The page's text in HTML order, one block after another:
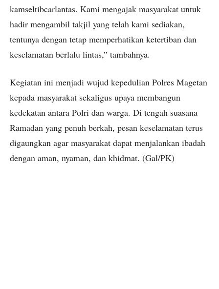
kamseltibcarlantas. Kami mengajak masyarakat untuk
hadir mengambil takjil yang telah kami sediakan,
tentunya dengan tetap memperhatikan ketertiban dan
keselamatan berlalu lintas,” tambahnya.
Kegiatan ini menjadi wujud kepedulian Polres Magetan
kepada masyarakat sekaligus upaya membangun
kedekatan antara Polri dan warga. Di tengah suasana
Ramadan yang penuh berkah, pesan keselamatan terus
digaungkan agar masyarakat dapat menjalankan ibadah
dengan aman, nyaman, dan khidmat. (Gal/PK)